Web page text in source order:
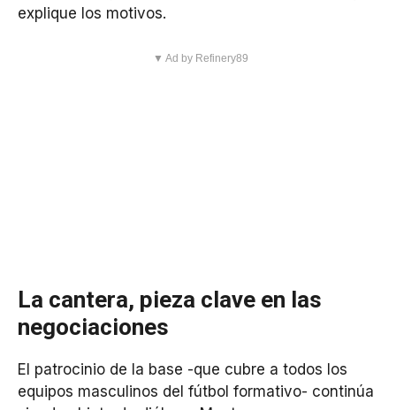
explique los motivos.
▼ Ad by Refinery89
La cantera, pieza clave en las
negociaciones
El patrocinio de la base -que cubre a todos los
equipos masculinos del fútbol formativo- continúa